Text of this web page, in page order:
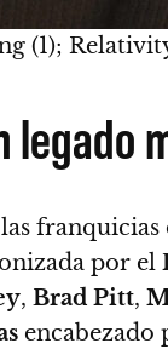
(1);
legado
por el
, Brad Pitt,
encabezado